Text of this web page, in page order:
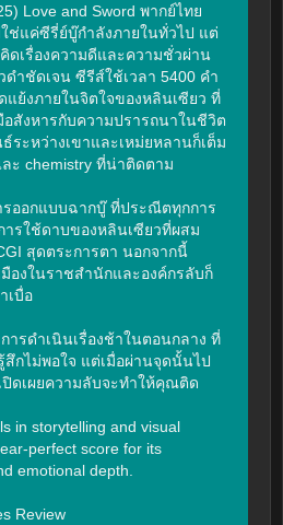
Love and Sword พากย์ไทย
ช่แค่ซีรี่ย์บู๊กำลังภายในทั่วไป แต่
ดเรื่องความดีและความชั่วผ่าน
ำชัดเจน ซีรีส์ใช้เวลา 5400 คำ
ย้งภายในจิตใจของหลินเซียว ที่
อสังหารกับความปรารถนาในชีวิต
ะหว่างเขาและเหม่ยหลานก็เต็ม
ะ chemistry ที่น่าติดตาม
ออกแบบฉากบู๊ ที่ประณีตทุกการ
ารใช้ดาบของหลินเซียวที่ผสม
สุดตระการตา นอกจากนี้
มืองในราชสำนักและองค์กรลับก็
เบื่อ
ารดำเนินเรื่องช้าในตอนกลาง ที่
กไม่พอใจ แต่เมื่อผ่านจุดนั้นไป
ดเผยความลับจะทำให้คุณติด
in storytelling and visual
perfect score for its
emotional depth.
Review